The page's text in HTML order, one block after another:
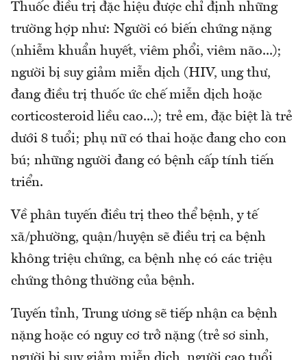
Thuốc điều trị đặc hiệu được chỉ định những
trường hợp như: Người có biến chứng nặng
(nhiễm khuẩn huyết, viêm phổi, viêm não...);
người bị suy giảm miễn dịch (HIV, ung thư,
đang điều trị thuốc ức chế miễn dịch hoặc
corticosteroid liều cao...); trẻ em, đặc biệt là trẻ
dưới 8 tuổi; phụ nữ có thai hoặc đang cho con
bú; những người đang có bệnh cấp tính tiến
triển.
Về phân tuyến điều trị theo thể bệnh, y tế
xã/phường, quận/huyện sẽ điều trị ca bệnh
không triệu chứng, ca bệnh nhẹ có các triệu
chứng thông thường của bệnh.
Tuyến tỉnh, Trung ương sẽ tiếp nhận ca bệnh
nặng hoặc có nguy cơ trở nặng (trẻ sơ sinh,